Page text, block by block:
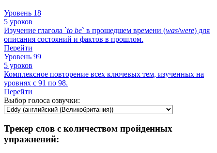
Уровень 18
5 уроков
Изучение глагола `to be` в прошедшем времени (was/were) для
описания состояний и фактов в прошлом.
Перейти
Уровень 99
5 уроков
Комплексное повторение всех ключевых тем, изученных на
уровнях с 91 по 98.
Перейти
Выбор голоса озвучки:
Трекер слов с количеством пройденных
упражнений: